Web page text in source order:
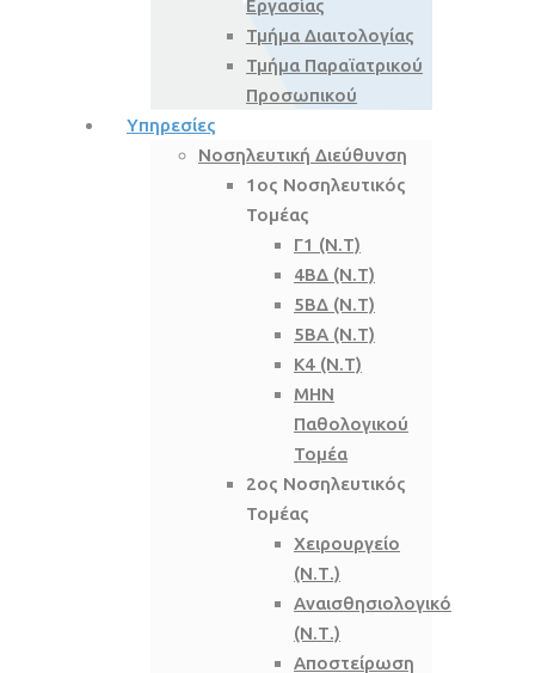
Εργασίας
Τμήμα Διαιτολογίας
Τμήμα Παραϊατρικού
Προσωπικού
Υπηρεσίες
Νοσηλευτική Διεύθυνση
1ος Νοσηλευτικός
Τομέας
Γ1 (Ν.Τ)
4ΒΔ (Ν.Τ)
5ΒΔ (Ν.Τ)
5ΒΑ (Ν.Τ)
Κ4 (Ν.Τ)
ΜΗΝ
Παθολογικού
Τομέα
2ος Νοσηλευτικός
Τομέας
Χειρουργείο
(Ν.Τ.)
Αναισθησιολογικό
(Ν.Τ.)
Αποστείρωση